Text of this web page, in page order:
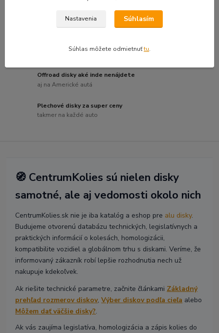
Hliníkové disky bežných značiek
za skvelú cenu
Offroad disky aké inde nenájdete
aj na Americké autá
Plechové disky za super ceny
takmer na každé auto
🧭 CentrumKolies sú nielen disky
samotné, ale aj vedomosti okolo nich
CentrumKolies.sk nie je iba katalóg a eshop pre alu disky.
Budujeme otvorenú databázu technických, legislatívnych a
praktických informácií o kolesách, homologizácii,
kompatibilite vozidiel a globálnom trhu s diskami. Veríme, že
informovaný zákazník robí lepšie rozhodnutia nech už
nakupuje kdekoľvek.
Ak riešite technické parametre, začnite článkami Základný
prehľad rozmerov diskov,Výber diskov podľa cieľa alebo
Môžem dať väčšie disky?.
Ak vás zaujíma legislatíva, homologizácia a zápis kolies do
Nastavenia Súhlasím
Súhlas môžete odmietnuťtu.